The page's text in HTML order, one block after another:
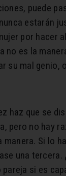
puede
estarán
por hacer
no es la
su mal genio,
haz que se
pero no hay
manera. Si lo
una tercera.
si es